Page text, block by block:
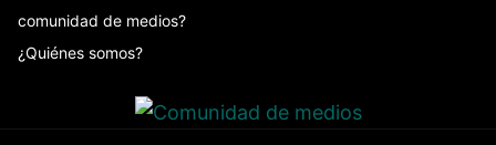
comunidad de medios?
¿Quiénes somos?